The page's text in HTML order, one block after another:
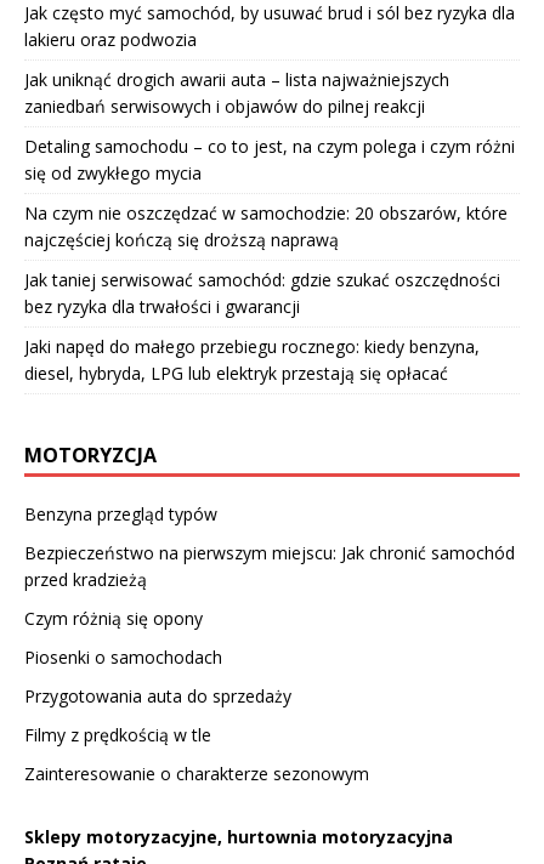
Jak często myć samochód, by usuwać brud i sól bez ryzyka dla
lakieru oraz podwozia
Jak uniknąć drogich awarii auta – lista najważniejszych
zaniedbań serwisowych i objawów do pilnej reakcji
Detaling samochodu – co to jest, na czym polega i czym różni
się od zwykłego mycia
Na czym nie oszczędzać w samochodzie: 20 obszarów, które
najczęściej kończą się droższą naprawą
Jak taniej serwisować samochód: gdzie szukać oszczędności
bez ryzyka dla trwałości i gwarancji
Jaki napęd do małego przebiegu rocznego: kiedy benzyna,
diesel, hybryda, LPG lub elektryk przestają się opłacać
MOTORYZCJA
Benzyna przegląd typów
Bezpieczeństwo na pierwszym miejscu: Jak chronić samochód
przed kradzieżą
Czym różnią się opony
Piosenki o samochodach
Przygotowania auta do sprzedaży
Filmy z prędkością w tle
Zainteresowanie o charakterze sezonowym
Sklepy motoryzacyjne, hurtownia motoryzacyjna